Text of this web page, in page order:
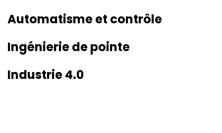
Automatisme et contrôle
Ingénierie de pointe
Industrie 4.0